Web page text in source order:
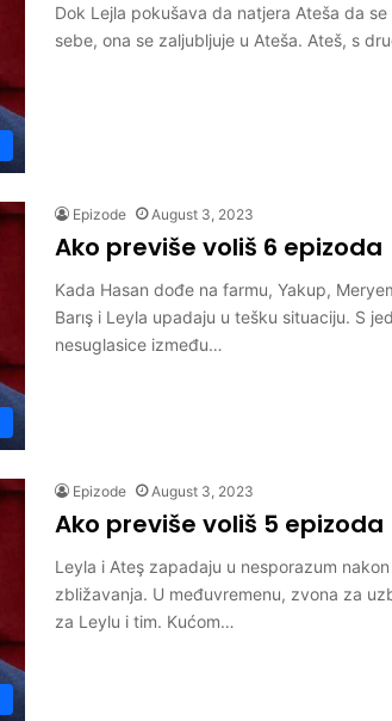
Dok Lejla pokušava da natjera Ateša da se
sebe, ona se zaljubljuje u Ateša. Ateš, s
Epizode August 3, 2023
Ako previše voliš 6 epizoda
Kada Hasan dođe na farmu, Yakup,
Barış i Leyla upadaju u tešku situaciju. S
nesuglasice između…
Epizode August 3, 2023
Ako previše voliš 5 epizoda
Leyla i Ateş zapadaju u nesporazum
zbližavanja. U međuvremenu, zvona za
za Leylu i tim. Kućom…